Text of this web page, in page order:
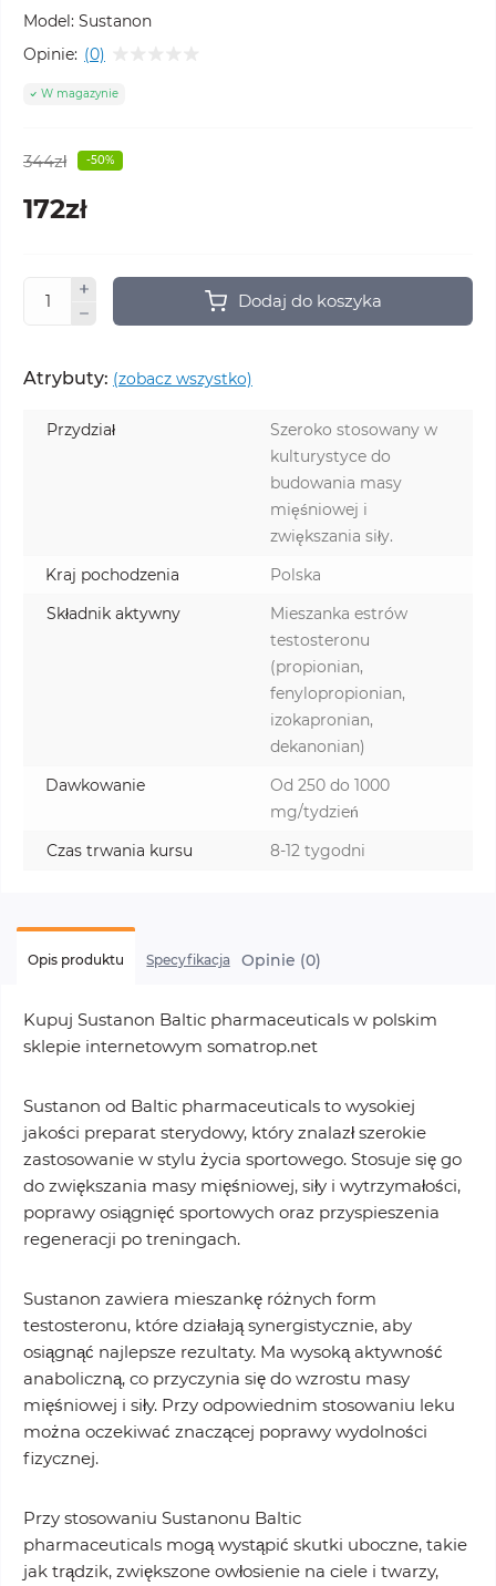
Model: Sustanon
Opinie: (0)
W magazynie
344zł -50%
172zł
Dodaj do koszyka
Atrybuty: (zobacz wszystko)
Przydział
Szeroko stosowany w
kulturystyce do
budowania masy
mięśniowej i
zwiększania siły.
Kraj pochodzenia
Polska
Składnik aktywny
Mieszanka estrów
testosteronu
(propionian,
fenylopropionian,
izokapronian,
dekanonian)
Dawkowanie
Od 250 do 1000
mg/tydzień
Czas trwania kursu
8-12 tygodni
Opis produktu Specyfikacja Opinie (0)
Kupuj Sustanon Baltic pharmaceuticals w polskim
sklepie internetowym somatrop.net
Sustanon od Baltic pharmaceuticals to wysokiej
jakości preparat sterydowy, który znalazł szerokie
zastosowanie w stylu życia sportowego. Stosuje się go
do zwiększania masy mięśniowej, siły i wytrzymałości,
poprawy osiągnięć sportowych oraz przyspieszenia
regeneracji po treningach.
Sustanon zawiera mieszankę różnych form
testosteronu, które działają synergistycznie, aby
osiągnąć najlepsze rezultaty. Ma wysoką aktywność
anaboliczną, co przyczynia się do wzrostu masy
mięśniowej i siły. Przy odpowiednim stosowaniu leku
można oczekiwać znaczącej poprawy wydolności
fizycznej.
Przy stosowaniu Sustanonu Baltic
pharmaceuticals mogą wystąpić skutki uboczne, takie
jak trądzik, zwiększone owłosienie na ciele i twarzy,